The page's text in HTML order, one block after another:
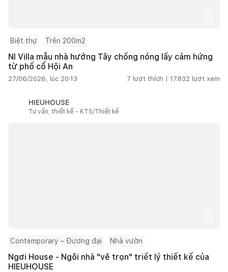
Biệt thự Trên 200m2
NI Villa mẫu nhà hướng Tây chống nóng lấy cảm hứng
từ phố cổ Hội An
27/06/2026, lúc 20:13 7 lượt thích | 17.832 lượt xem
HIEUHOUSE
Tư vấn, thiết kế - KTS/Thiết kế
Contemporary – Đương đại Nhà vườn
Ngơi House - Ngôi nhà "vẽ trọn" triết lý thiết kế của
HIEUHOUSE